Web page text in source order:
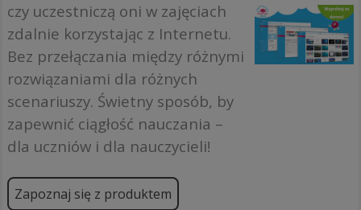
czy uczestniczą oni w zajęciach
zdalnie korzystając z Internetu.
Bez przełączania między różnymi
rozwiązaniami dla różnych
scenariuszy. Świetny sposób, by
zapewnić ciągłość nauczania –
dla uczniów i dla nauczycieli!
Zapoznaj się z produktem